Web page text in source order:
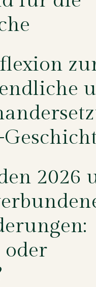
2026
oder